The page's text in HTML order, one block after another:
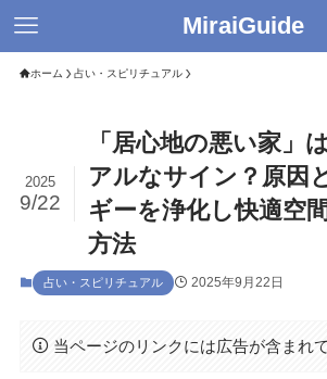
MiraiGuide
ホーム 占い・スピリチュアル
「居心地の悪い家」
アルなサイン？原因
ギーを浄化し快適空
方法
2025
9/22
占い・スピリチュアル 2025年9月22日
当ページのリンクには広告が含まれ